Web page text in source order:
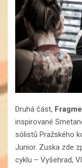
Druhá část,
inspirované
sólistů Pražského
Junior. Zuska zde
cyklu – Vyšehrad,